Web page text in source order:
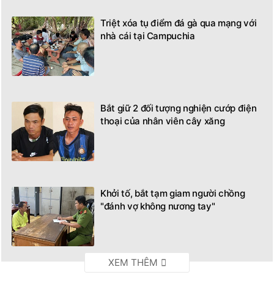
Triệt xóa tụ điểm đá gà qua mạng với
nhà cái tại Campuchia
Bắt giữ 2 đối tượng nghiện cướp điện
thoại của nhân viên cây xăng
Khởi tố, bắt tạm giam người chồng
"đánh vợ không nương tay"